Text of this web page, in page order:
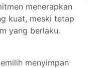
menerapkan
kuat, meski tetap
yang berlaku.
menyimpan